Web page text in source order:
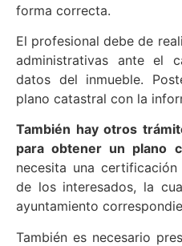
forma correcta.
El profesional debe de
administrativas ante el
datos del inmueble.
plano catastral con la
También hay otros
para obtener un plano
necesita una
de los interesados, la
ayuntamiento
También es necesario